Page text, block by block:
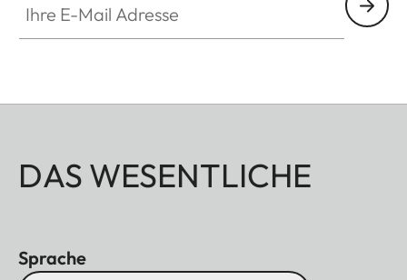
DAS WESENTLICHE
Sprache